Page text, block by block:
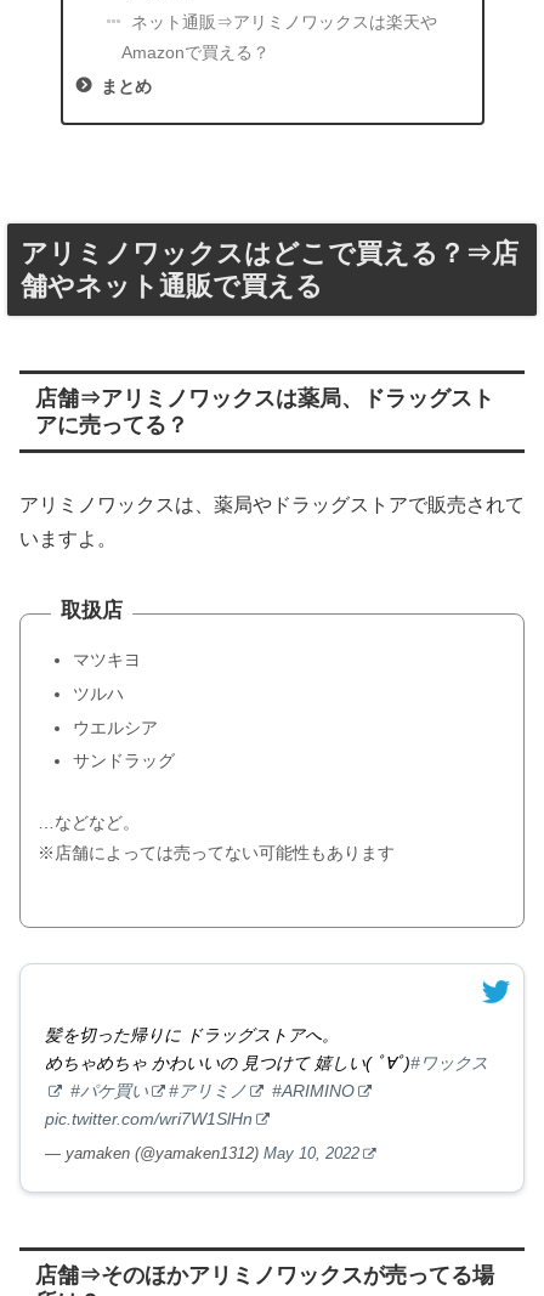
ネット通販⇒アリミノワックスは楽天や
Amazonで買える？
まとめ
アリミノワックスはどこで買える？⇒店
舗やネット通販で買える
店舗⇒アリミノワックスは薬局、ドラッグスト
アに売ってる？
アリミノワックスは、薬局やドラッグストアで販売されて
いますよ。
取扱店
マツキヨ
ツルハ
ウエルシア
サンドラッグ
…などなど。
※店舗によっては売ってない可能性もあります
髪を切った帰りに ドラッグストアへ。
めちゃめちゃ かわいいの 見つけて 嬉しい( ﾟ∀ﾟ)#ワックス
#パケ買い
#アリミノ
#ARIMINO
pic.twitter.com/wri7W1SlHn
— yamaken (@yamaken1312) May 10, 2022
店舗⇒そのほかアリミノワックスが売ってる場